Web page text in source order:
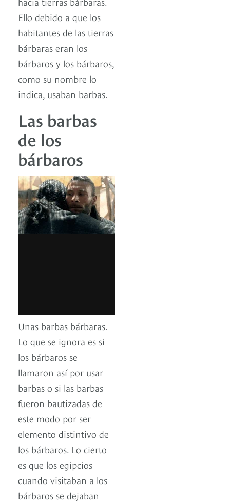
Ello debido a que los
habitantes de las tierras
bárbaras eran los
bárbaros y los bárbaros,
como su nombre lo
indica, usaban barbas.
Las barbas
de los
bárbaros
Unas barbas bárbaras.
Lo que se ignora es si
los bárbaros se
llamaron así por usar
barbas o si las barbas
fueron bautizadas de
este modo por ser
elemento distintivo de
los bárbaros. Lo cierto
es que los egipcios
cuando visitaban a los
bárbaros se dejaban